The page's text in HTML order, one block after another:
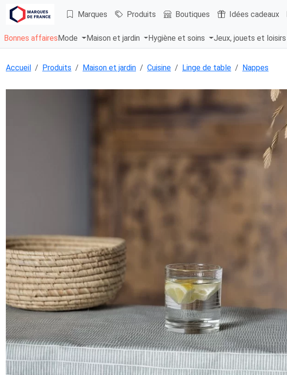
Marques Produits Boutiques Idées cadeaux
Bonnes affaires Mode Maison et jardin Hygiène et soins Jeux, jouets et loisirs
Accueil Produits Maison et jardin Cuisine Linge de table Nappes